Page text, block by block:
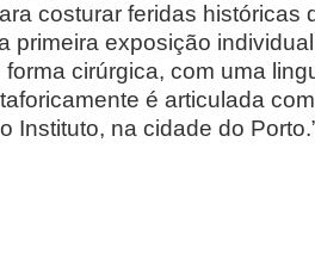
costurar feridas históricas
primeira exposição
cirúrgica, com uma
é articulada
Instituto, na cidade do